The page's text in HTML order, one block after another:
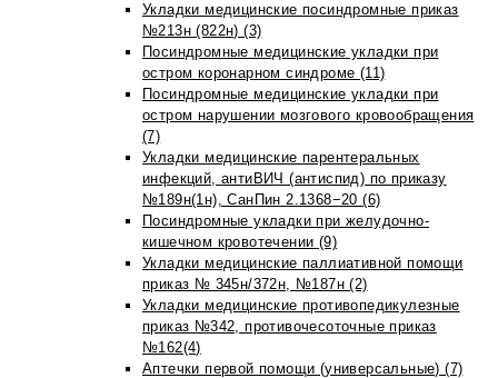
Укладки медицинские посиндромные приказ
№213н (822н) (3)
Посиндромные медицинские укладки при
остром коронарном синдроме (11)
Посиндромные медицинские укладки при
остром нарушении мозгового кровообращения
(7)
Укладки медицинские парентеральных
инфекций, антиВИЧ (антиспид) по приказу
№189н(1н), СанПин 2.1368−20 (6)
Посиндромные укладки при желудочно-
кишечном кровотечении (9)
Укладки медицинские паллиативной помощи
приказ № 345н/372н, №187н (2)
Укладки медицинские противопедикулезные
приказ №342, противочесоточные приказ
№162(4)
Аптечки первой помощи (универсальные) (7)